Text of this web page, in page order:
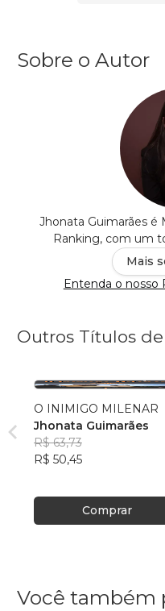
Sobre o Autor
Jhonata Guimarães é
Ranking, com um
Mais
Entenda o nosso
Outros Títulos
O INIMIGO MILENAR
Jhonata Guimarães
R$ 63,73
R$ 50,45
Comprar
Você também